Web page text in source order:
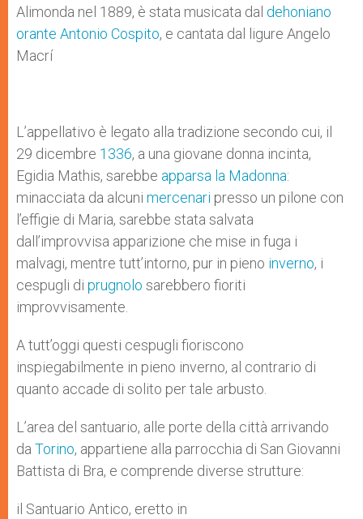
Alimonda nel 1889, è stata musicata dal dehoniano
orante Antonio Cospito, e cantata dal ligure Angelo
Macrí
L’appellativo è legato alla tradizione secondo cui, il
29 dicembre 1336, a una giovane donna incinta,
Egidia Mathis, sarebbe apparsa la Madonna:
minacciata da alcuni mercenari presso un pilone con
l’effigie di Maria, sarebbe stata salvata
dall’improvvisa apparizione che mise in fuga i
malvagi, mentre tutt’intorno, pur in pieno inverno, i
cespugli di prugnolo sarebbero fioriti
improvvisamente.
A tutt’oggi questi cespugli fioriscono
inspiegabilmente in pieno inverno, al contrario di
quanto accade di solito per tale arbusto.
L’area del santuario, alle porte della città arrivando
da Torino, appartiene alla parrocchia di San Giovanni
Battista di Bra, e comprende diverse strutture:
il Santuario Antico, eretto in